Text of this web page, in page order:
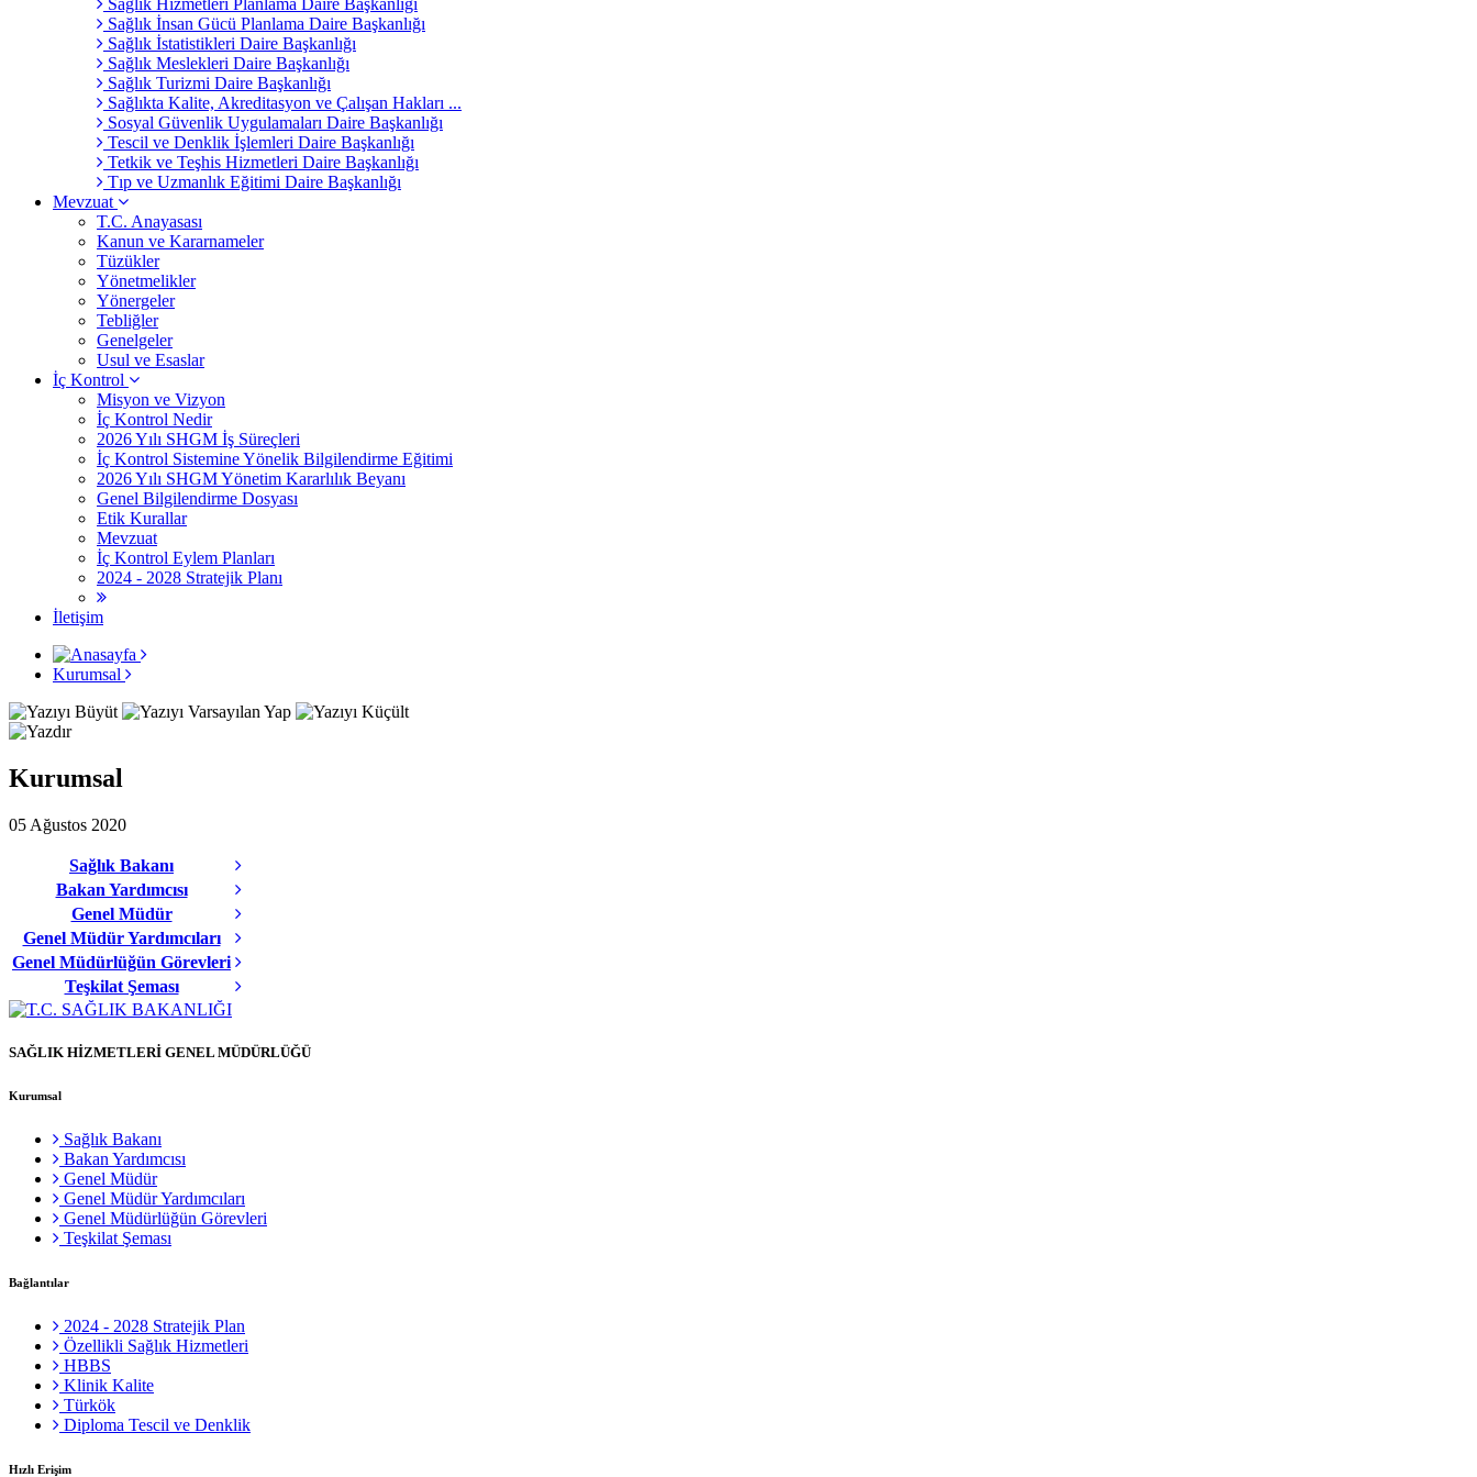
Sağlık Hizmetleri Planlama Daire Başkanlığı
Sağlık İnsan Gücü Planlama Daire Başkanlığı
Sağlık İstatistikleri Daire Başkanlığı
Sağlık Meslekleri Daire Başkanlığı
Sağlık Turizmi Daire Başkanlığı
Sağlıkta Kalite, Akreditasyon ve Çalışan Hakları ...
Sosyal Güvenlik Uygulamaları Daire Başkanlığı
Tescil ve Denklik İşlemleri Daire Başkanlığı
Tetkik ve Teşhis Hizmetleri Daire Başkanlığı
Tıp ve Uzmanlık Eğitimi Daire Başkanlığı
Mevzuat
T.C. Anayasası
Kanun ve Kararnameler
Tüzükler
Yönetmelikler
Yönergeler
Tebliğler
Genelgeler
Usul ve Esaslar
İç Kontrol
Misyon ve Vizyon
İç Kontrol Nedir
2026 Yılı SHGM İş Süreçleri
İç Kontrol Sistemine Yönelik Bilgilendirme Eğitimi
2026 Yılı SHGM Yönetim Kararlılık Beyanı
Genel Bilgilendirme Dosyası
Etik Kurallar
Mevzuat
İç Kontrol Eylem Planları
2024 - 2028 Stratejik Planı
İletişim
Kurumsal
Kurumsal
05 Ağustos 2020
Sağlık Bakanı
Bakan Yardımcısı
Genel Müdür
Genel Müdür Yardımcıları
Genel Müdürlüğün Görevleri
Teşkilat Şeması
SAĞLIK HİZMETLERİ GENEL MÜDÜRLÜĞÜ
Kurumsal
Sağlık Bakanı
Bakan Yardımcısı
Genel Müdür
Genel Müdür Yardımcıları
Genel Müdürlüğün Görevleri
Teşkilat Şeması
Bağlantılar
2024 - 2028 Stratejik Plan
Özellikli Sağlık Hizmetleri
HBBS
Klinik Kalite
Türkök
Diploma Tescil ve Denklik
Hızlı Erişim